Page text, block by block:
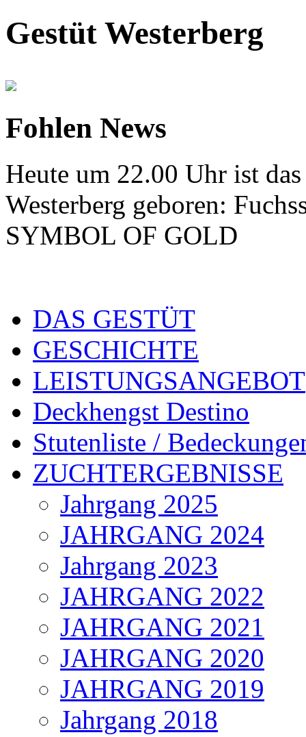
Gestüt Westerberg
Fohlen News
Heute um 22.00 Uhr ist
Westerberg geboren:
SYMBOL OF GOLD
DAS GESTÜT
GESCHICHTE
LEISTUNGSANGEBOT
Deckhengst Destino
Stutenliste /
ZUCHTERGEBNISSE
Jahrgang 2025
JAHRGANG 2024
Jahrgang 2023
JAHRGANG 2022
JAHRGANG 2021
JAHRGANG 2020
JAHRGANG 2019
Jahrgang 2018